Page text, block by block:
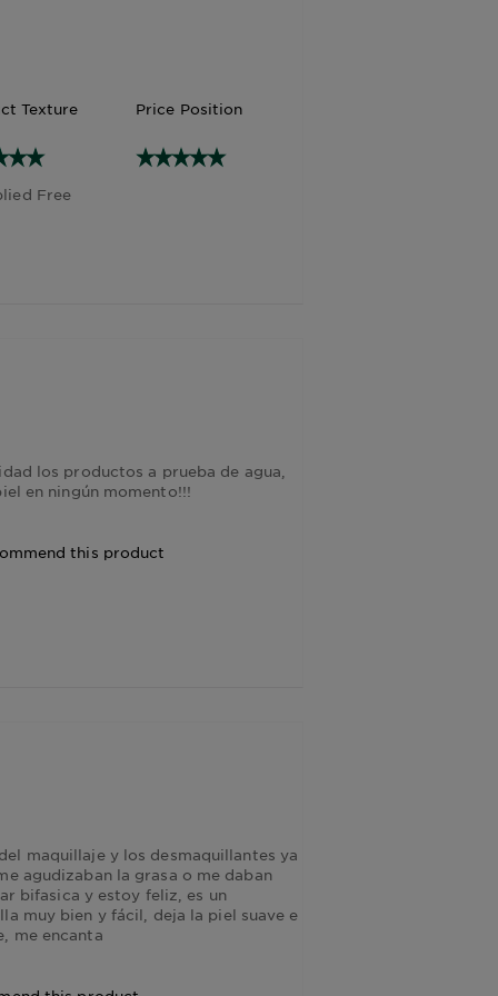
Texture Price Position
Free
los productos a prueba de agua,
en ningún momento!!!
this product
maquillaje y los desmaquillantes ya
agudizaban la grasa o me daban
bifasica y estoy feliz, es un
muy bien y fácil, deja la piel suave e
me encanta